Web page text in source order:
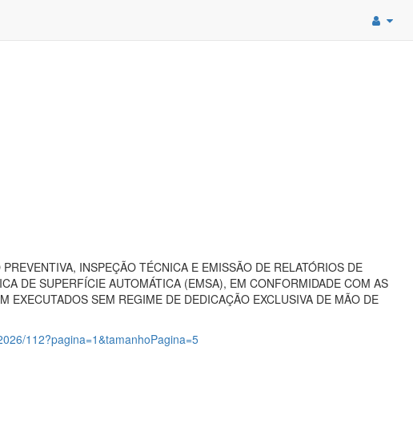
INSPEÇÃO TÉCNICA E EMISSÃO DE RELATÓRIOS DE
DE SUPERFÍCIE AUTOMÁTICA (EMSA), EM CONFORMIDADE COM AS
SEM REGIME DE DEDICAÇÃO EXCLUSIVA DE MÃO DE
112?pagina=1&tamanhoPagina=5